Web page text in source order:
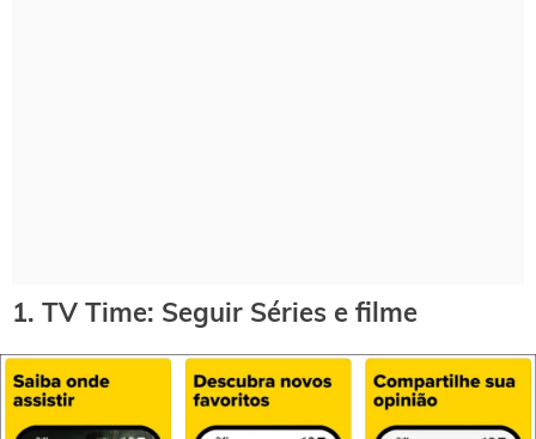
1. TV Time: Seguir Séries e filme